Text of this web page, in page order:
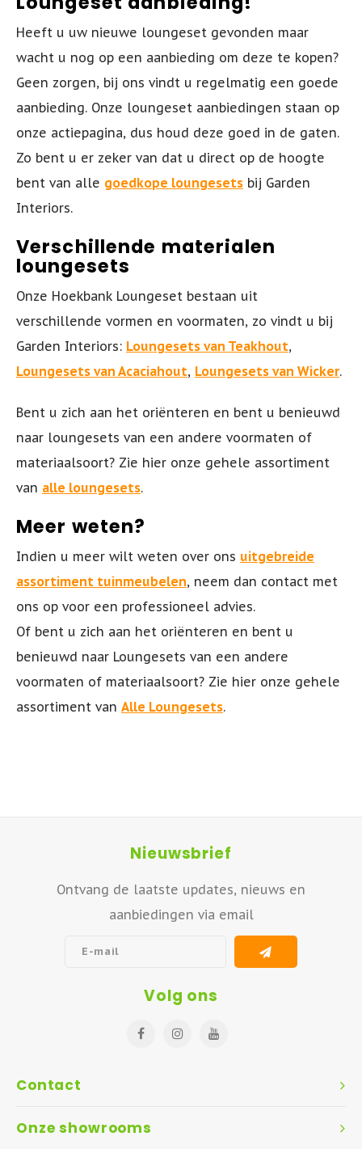
Heeft u uw nieuwe loungeset gevonden maar
wacht u nog op een aanbieding om deze te kopen?
Geen zorgen, bij ons vindt u regelmatig een goede
aanbieding. Onze loungeset aanbiedingen staan op
onze actiepagina, dus houd deze goed in de gaten.
Zo bent u er zeker van dat u direct op de hoogte
bent van alle goedkope loungesets bij Garden
Interiors.
Verschillende materialen
loungesets
Onze Hoekbank Loungeset bestaan uit
verschillende vormen en voormaten, zo vindt u bij
Garden Interiors: Loungesets van Teakhout,
Loungesets van Acaciahout, Loungesets van Wicker.
Bent u zich aan het oriënteren en bent u benieuwd
naar loungesets van een andere voormaten of
materiaalsoort? Zie hier onze gehele assortiment
van alle loungesets.
Meer weten?
Indien u meer wilt weten over ons uitgebreide
assortiment tuinmeubelen, neem dan contact met
ons op voor een professioneel advies.
Of bent u zich aan het oriënteren en bent u
benieuwd naar Loungesets van een andere
voormaten of materiaalsoort? Zie hier onze gehele
assortiment van Alle Loungesets.
Contact
Nieuwsbrief
Ontvang de laatste updates, nieuws en
aanbiedingen via email
Volg ons
Onze showrooms